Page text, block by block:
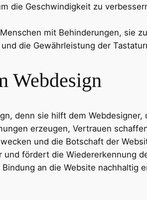
die Geschwindigkeit zu
mit Behinderungen, sie
die Gewährleistung der
Webdesign
denn sie hilft dem
erzeugen, Vertrauen
und die Botschaft der
fördert die Wiedererkennung
an die Website nachhaltig